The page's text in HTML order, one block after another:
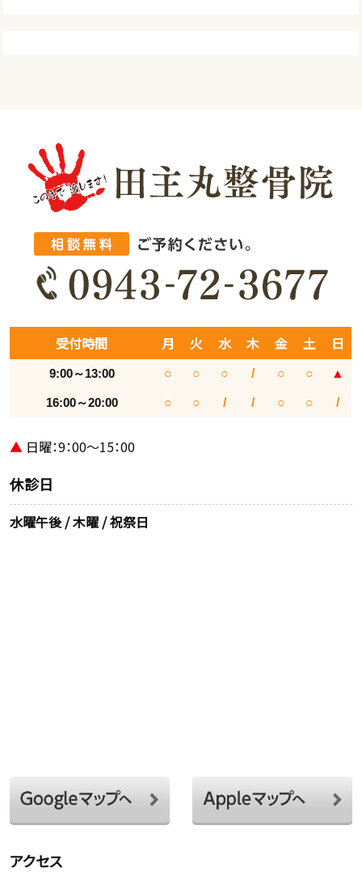
受付時間 月 火 水 木 金 土 日
9:00～13:00 ○ ○ ○ / ○ ○ ▲
16:00～20:00 ○ ○ / / ○ ○ /
▲ 日曜：9：00～15：00
休診日
水曜午後 / 木曜 / 祝祭日
アクセス